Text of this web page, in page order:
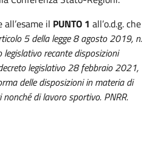
all’esame il PUNTO 1 all’o.d.g. che
5 della legge 8 agosto 2019, n.
recante disposizioni
legislativo 28 febbraio 2021,
delle disposizioni in materia di
di lavoro sportivo. PNRR.